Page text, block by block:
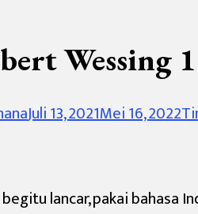
Wessing 1
Juli 13, 2021Mei 16, 2022
lancar, pakai bahasa